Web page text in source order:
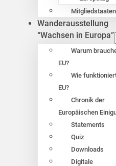
Mitgliedstaaten
Wanderausstellung
“Wachsen in Europa”
Warum
EU?
Wie
EU?
Chronik der
Europäischen
Statements
Quiz
Downloads
Digitale